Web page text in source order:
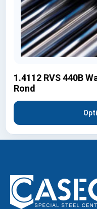
1.4112 RVS 440B
Rond